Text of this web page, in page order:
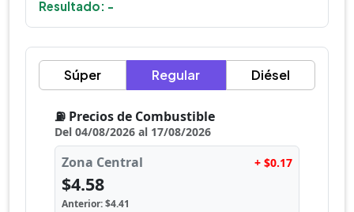
Resultado: -
Súper Regular Diésel